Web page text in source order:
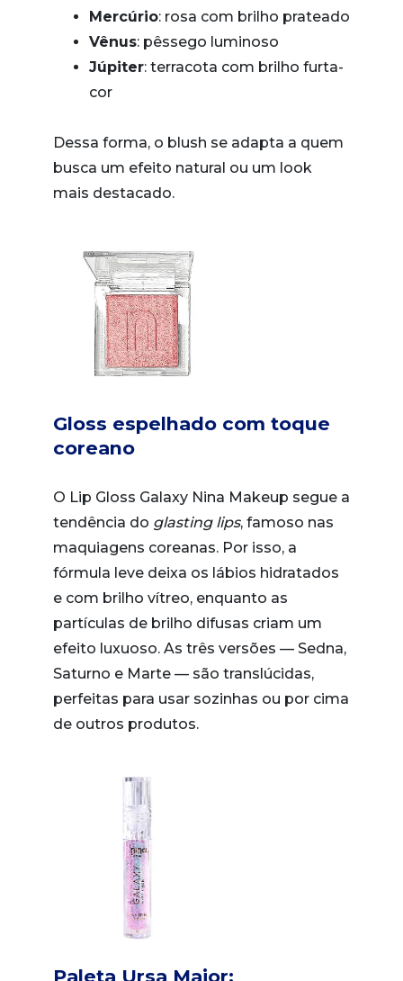
Mercúrio: rosa com brilho prateado
Vênus: pêssego luminoso
Júpiter: terracota com brilho furta-
cor
Dessa forma, o blush se adapta a quem
busca um efeito natural ou um look
mais destacado.
Gloss espelhado com toque
coreano
O Lip Gloss Galaxy Nina Makeup segue a
tendência do glasting lips, famoso nas
maquiagens coreanas. Por isso, a
fórmula leve deixa os lábios hidratados
e com brilho vítreo, enquanto as
partículas de brilho difusas criam um
efeito luxuoso. As três versões — Sedna,
Saturno e Marte — são translúcidas,
perfeitas para usar sozinhas ou por cima
de outros produtos.
Paleta Ursa Maior: